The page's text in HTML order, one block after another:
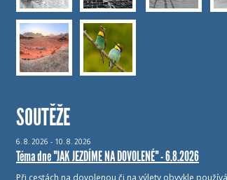
SOUTĚŽE
6. 8. 2026 - 10. 8. 2026
Téma dne "JAK JEZDÍME NA DOVOLENÉ" - 6.8.2026